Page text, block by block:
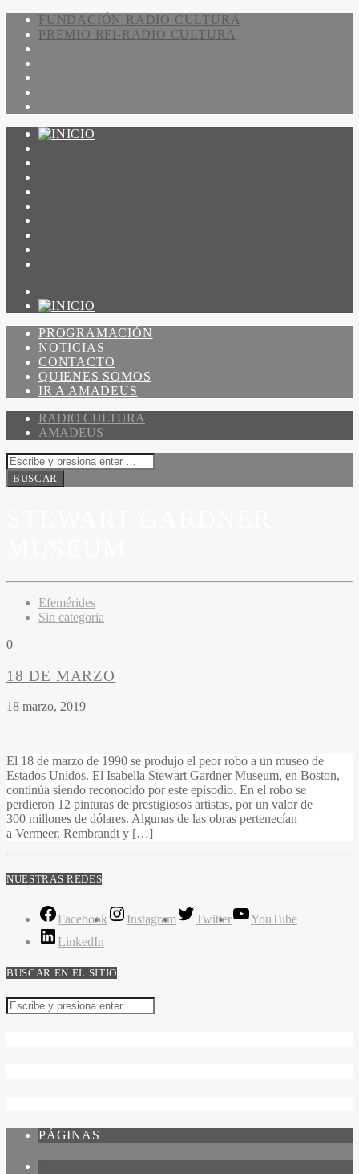
FUNDACIÓN RADIO CULTURA
PREMIO RFI-RADIO CULTURA
PROGRAMACIÓN
NOTICIAS
CONTACTO
QUIENES SOMOS
IR A AMADEUS
RADIO CULTURA
AMADEUS
Efemérides
Sin categoria
0
18 DE MARZO
18 marzo, 2019
El 18 de marzo de 1990 se produjo el peor robo a un museo de
Estados Unidos. El Isabella Stewart Gardner Museum, en Boston,
continúa siendo reconocido por este episodio. En el robo se
perdieron 12 pinturas de prestigiosos artistas, por un valor de
300 millones de dólares. Algunas de las obras pertenecían
a Vermeer, Rembrandt y […]
NUESTRAS REDES
Facebook Instagram Twitter
YouTube
LinkedIn
BUSCAR EN EL SITIO
PÁGINAS